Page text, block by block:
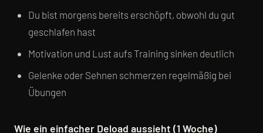
Du bist morgens bereits erschöpft, obwohl du gut
geschlafen hast
Motivation und Lust aufs Training sinken deutlich
Gelenke oder Sehnen schmerzen regelmäßig bei
Übungen
Wie ein einfacher Deload aussieht (1 Woche)